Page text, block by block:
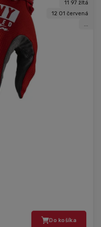
11 97 žltá
12 01 červená
...
Do košíka